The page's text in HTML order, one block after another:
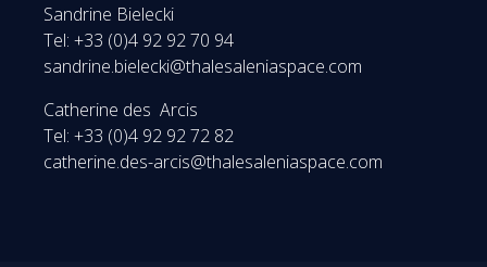
Sandrine Bielecki
Tel: +33 (0)4 92 92 70 94
sandrine.bielecki@thalesaleniaspace.com
Catherine des Arcis
Tel: +33 (0)4 92 92 72 82
catherine.des-arcis@thalesaleniaspace.com